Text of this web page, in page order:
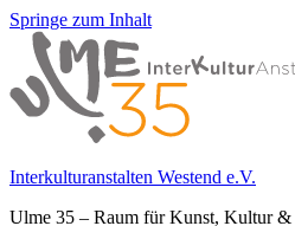
Springe zum Inhalt
Interkulturanstalten Westend e.V.
Ulme 35 – Raum für Kunst, Kultur &